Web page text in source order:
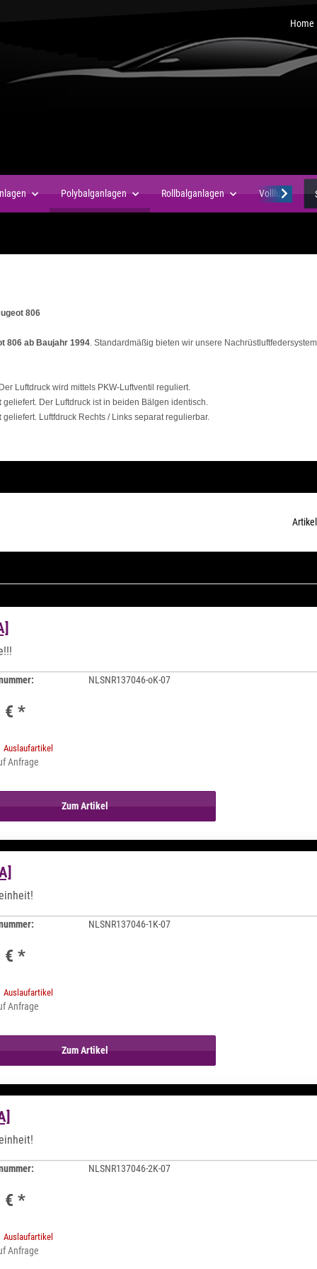
Home
Polybalganlagen Rollbalganlagen Vollluftfedern
806
806 ab Baujahr 1994. Standardmäßig bieten wir unsere
Luftdruck wird mittels PKW-Luftventil reguliert.
geliefert. Der Luftdruck ist in beiden Bälgen identisch.
geliefert. Luftfdruck Rechts / Links separat regulierbar.
NLSNR137046-oK-07
€ *
Auslaufartikel
Anfrage
Zum Artikel
NLSNR137046-1K-07
€ *
Auslaufartikel
Anfrage
Zum Artikel
NLSNR137046-2K-07
€ *
Auslaufartikel
Anfrage